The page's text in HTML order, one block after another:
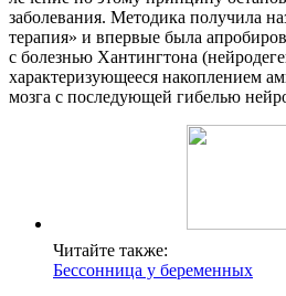
заболевания. Методика получила
терапия» и впервые была
с болезнью Хантингтона
характеризующееся накоплением
мозга с последующей гибелью
Читайте также:
Бессонница у беременных